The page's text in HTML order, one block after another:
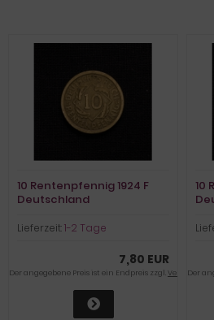
10 Rentenpfennig 1924 F
Deutschland
Lieferzeit:1-2 Tage
7,80 EUR
Der angegebene Preis ist ein Endpreis zzgl.
10
Der